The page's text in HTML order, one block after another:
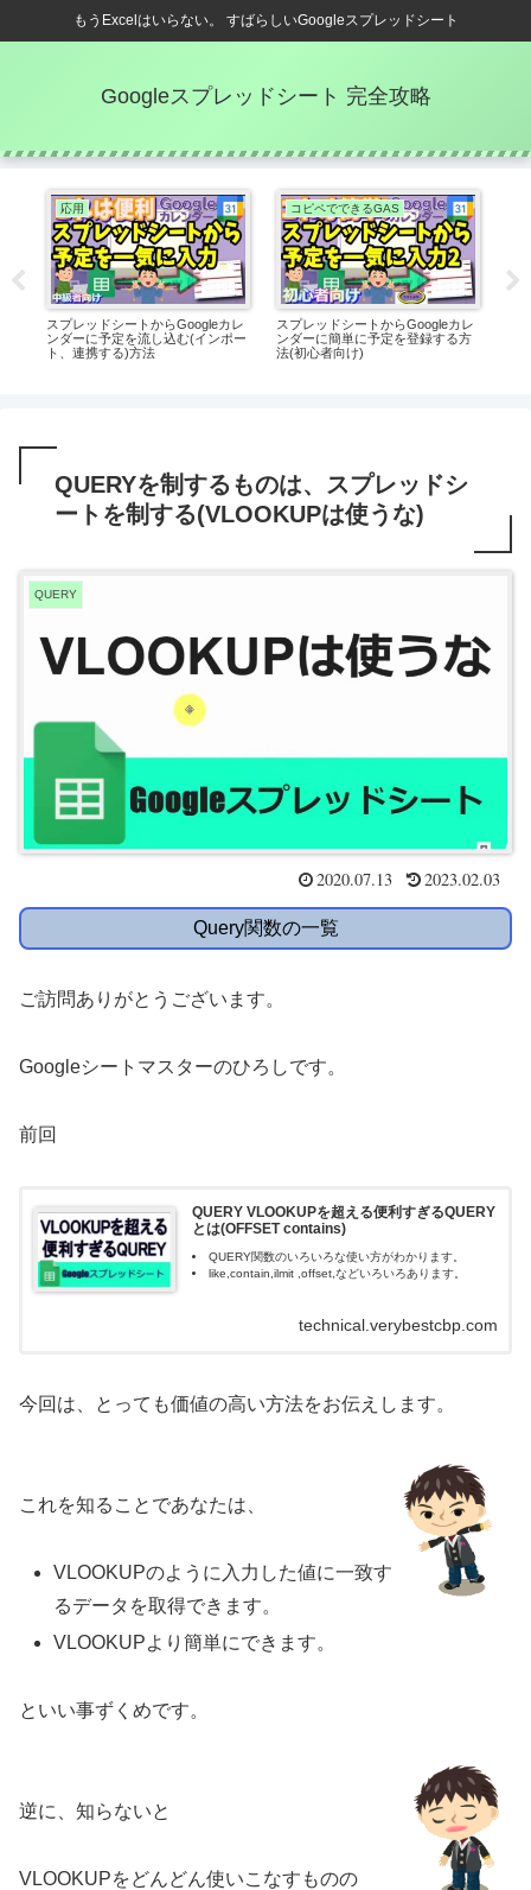
もうExcelはいらない。 すばらしいGoogleスプレッドシート
Googleスプレッドシート 完全攻略
応用
スプレッドシートからGoogleカレ
ンダーに予定を流し込む(インポー
ト、連携する)方法
コピペでできるGAS
スプレッドシートからGoogleカレ
ンダーに簡単に予定を登録する方
法(初心者向け)
QUERYを制するものは、スプレッドシ
ートを制する(VLOOKUPは使うな)
QUERY
2020.07.13 2023.02.03
Query関数の一覧
ご訪問ありがとうございます。
Googleシートマスターのひろしです。
前回
QUERY VLOOKUPを超える便利すぎるQUERY
とは(OFFSET contains)
QUERY関数のいろいろな使い方がわかります。
like,contain,ilmit ,offset,などいろいろあります。
technical.verybestcbp.com
今回は、とっても価値の高い方法をお伝えします。
これを知ることであなたは、
VLOOKUPのように入力した値に一致す
るデータを取得できます。
VLOOKUPより簡単にできます。
といい事ずくめです。
逆に、知らないと
VLOOKUPをどんどん使いこなすものの